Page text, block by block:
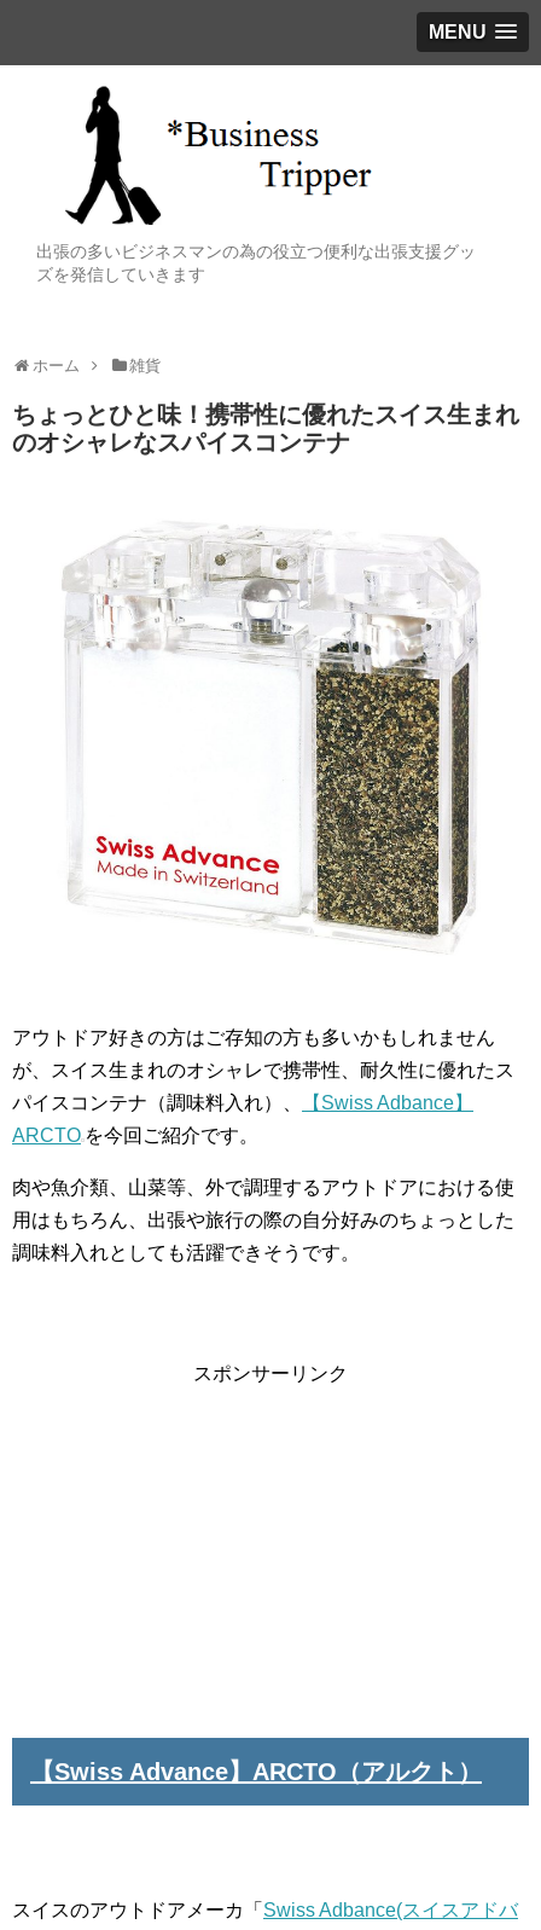
MENU
出張の多いビジネスマンの為の役立つ便利な出張支援グッ
ズを発信していきます
ホーム 雑貨
ちょっとひと味！携帯性に優れたスイス生まれ
のオシャレなスパイスコンテナ
アウトドア好きの方はご存知の方も多いかもしれません
が、スイス生まれのオシャレで携帯性、耐久性に優れたス
パイスコンテナ（調味料入れ）、
【Swiss Adbance】
ARCTO を今回ご紹介です。
肉や魚介類、山菜等、外で調理するアウトドアにおける使
用はもちろん、出張や旅行の際の自分好みのちょっとした
調味料入れとしても活躍できそうです。
スポンサーリンク
【Swiss Advance】ARCTO（アルクト）
スイスのアウトドアメーカ「 Swiss Adbance(スイスアドバ